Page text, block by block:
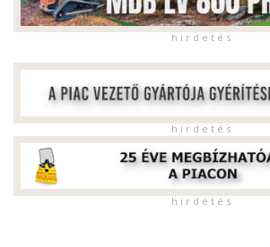
h i r d e t é s
h i r d e t é s
h i r d e t é s